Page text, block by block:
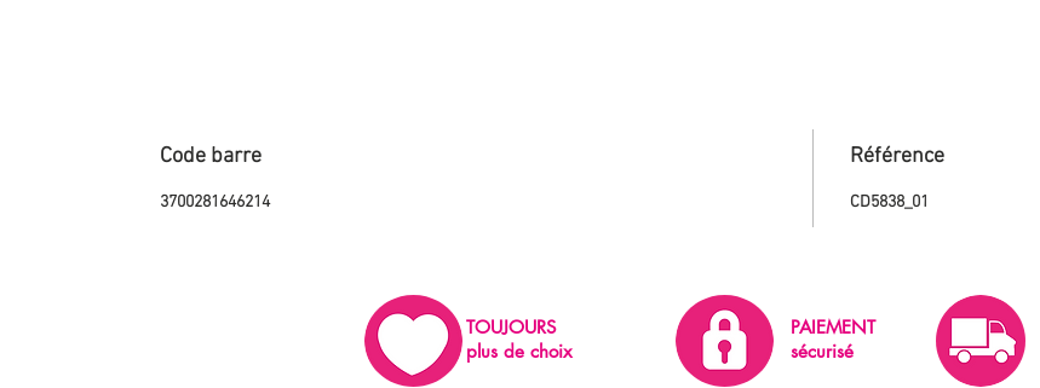
Code barre
3700281646214
Référence
CD5838_01
TOUJOURS
plus de choix
PAIEMENT
sécurisé